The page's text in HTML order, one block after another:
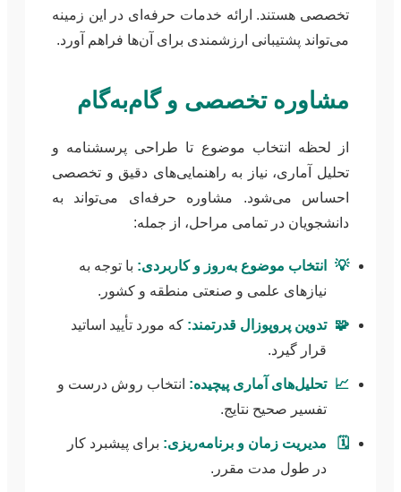
تخصصی هستند. ارائه خدمات حرفه‌ای در این زمینه
می‌تواند پشتیبانی ارزشمندی برای آن‌ها فراهم آورد.
مشاوره تخصصی و گام‌به‌گام
از لحظه انتخاب موضوع تا طراحی پرسشنامه و
تحلیل آماری، نیاز به راهنمایی‌های دقیق و تخصصی
احساس می‌شود. مشاوره حرفه‌ای می‌تواند به
دانشجویان در تمامی مراحل، از جمله:
💡 انتخاب موضوع به‌روز و کاربردی:با توجه به
نیازهای علمی و صنعتی منطقه و کشور.
🧩 تدوین پروپوزال قدرتمند:که مورد تأیید اساتید
قرار گیرد.
📈 تحلیل‌های آماری پیچیده:انتخاب روش درست و
تفسیر صحیح نتایج.
🗓️ مدیریت زمان و برنامه‌ریزی:برای پیشبرد کار
در طول مدت مقرر.